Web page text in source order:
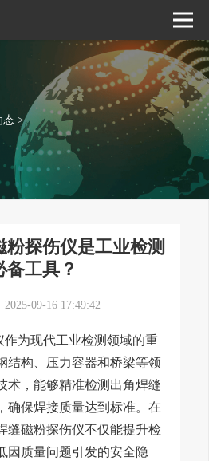
态 >
粉探伤仪是工业检测
备工具？
09-16 17:49:42
作为现代工业检测领域的重
结构、压力容器和桥梁等领
术，能够精准检测出角焊缝
确保焊接质量达到标准。在
缝磁粉探伤仪不仅能提升检
因质量问题引发的安全隐